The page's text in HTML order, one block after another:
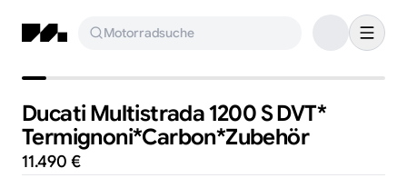
Motorradsuche
Ducati Multistrada 1200 S DVT*​
Termignoni*​Carbon*​Zubehör
11.490 €